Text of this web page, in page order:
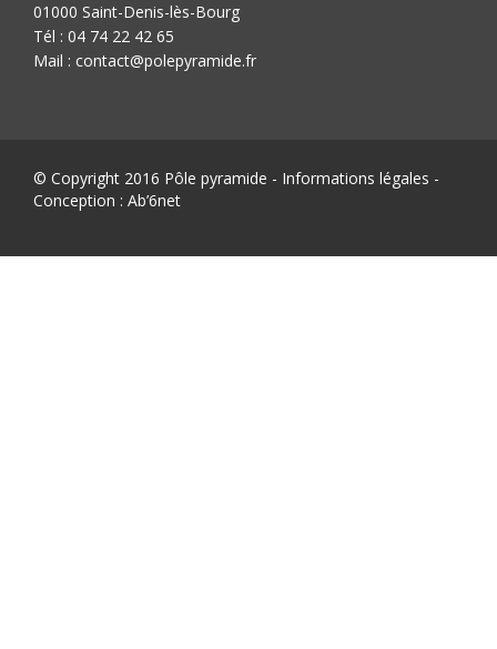
01000 Saint-Denis-lès-Bourg
Tél : 04 74 22 42 65
Mail : contact@polepyramide.fr
© Copyright 2016 Pôle pyramide - Informations légales -
Conception : Ab’6net